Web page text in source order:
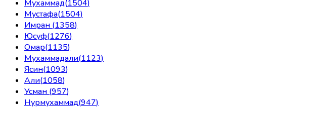
Мухаммад(1504)
Мустафа(1504)
Имран (1358)
Юсуф(1276)
Омар(1135)
Мухаммадали(1123)
Ясин(1093)
Али(1058)
Усман (957)
Нурмухаммад(947)